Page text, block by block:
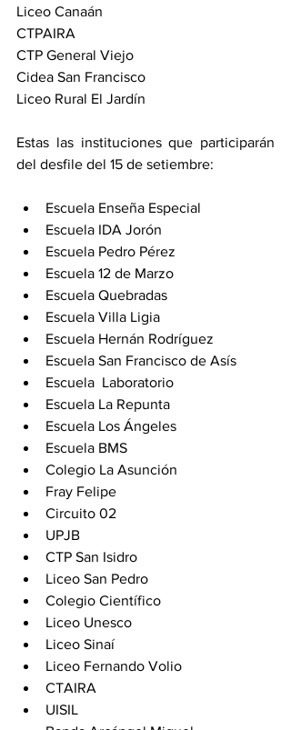
Liceo Canaán
CTPAIRA
CTP General Viejo
Cidea San Francisco
Liceo Rural El Jardín
Estas las instituciones que participarán
del desfile del 15 de setiembre:
Escuela Enseña Especial
Escuela IDA Jorón
Escuela Pedro Pérez
Escuela 12 de Marzo
Escuela Quebradas
Escuela Villa Ligia
Escuela Hernán Rodríguez
Escuela San Francisco de Asís
Escuela  Laboratorio
Escuela La Repunta
Escuela Los Ángeles
Escuela BMS
Colegio La Asunción
Fray Felipe
Circuito 02
UPJB
CTP San Isidro
Liceo San Pedro
Colegio Científico
Liceo Unesco
Liceo Sinaí
Liceo Fernando Volio
CTAIRA
UISIL